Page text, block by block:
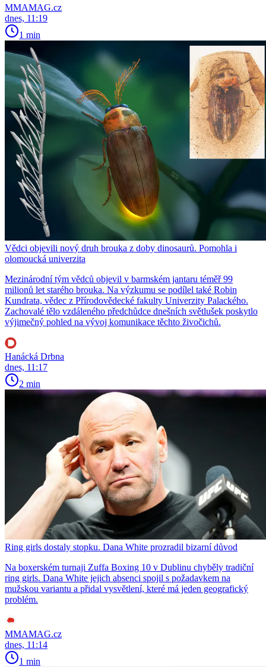
MMAMAG.cz
dnes, 11:19
1 min
Vědci objevili nový druh brouka z doby dinosaurů. Pomohla i
olomoucká univerzita
Mezinárodní tým vědců objevil v barmském jantaru téměř 99
milionů let starého brouka. Na výzkumu se podílel také Robin
Kundrata, vědec z Přírodovědecké fakulty Univerzity Palackého.
Zachovalé tělo vzdáleného předchůdce dnešních světlušek poskytlo
výjimečný pohled na vývoj komunikace těchto živočichů.
Hanácká Drbna
dnes, 11:17
2 min
Ring girls dostaly stopku. Dana White prozradil bizarní důvod
Na boxerském turnaji Zuffa Boxing 10 v Dublinu chyběly tradiční
ring girls. Dana White jejich absenci spojil s požadavkem na
mužskou variantu a přidal vysvětlení, které má jeden geografický
problém.
MMAMAG.cz
dnes, 11:14
1 min